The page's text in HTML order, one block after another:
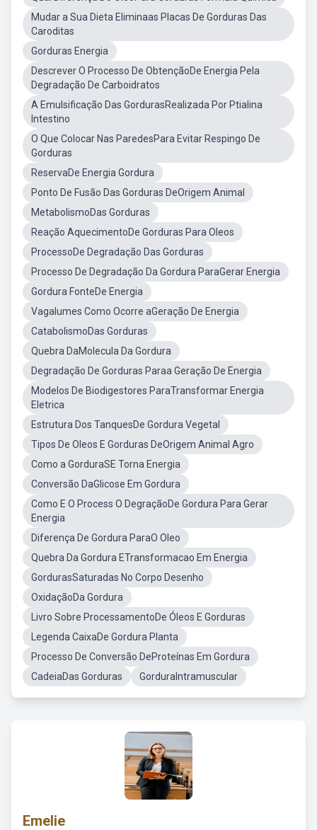
Mudar a Sua Dieta Eliminaas Placas De Gorduras Das
Caroditas
Gorduras Energia
Descrever O Processo De ObtençãoDe Energia Pela
Degradação De Carboidratos
A Emulsificação Das GordurasRealizada Por Ptialina
Intestino
O Que Colocar Nas ParedesPara Evitar Respingo De
Gorduras
ReservaDe Energia Gordura
Ponto De Fusão Das Gorduras DeOrigem Animal
MetabolismoDas Gorduras
Reação AquecimentoDe Gorduras Para Oleos
ProcessoDe Degradação Das Gorduras
Processo De Degradação Da Gordura ParaGerar Energia
Gordura FonteDe Energia
Vagalumes Como Ocorre aGeração De Energia
CatabolismoDas Gorduras
Quebra DaMolecula Da Gordura
Degradação De Gorduras Paraa Geração De Energia
Modelos De Biodigestores ParaTransformar Energia
Eletrica
Estrutura Dos TanquesDe Gordura Vegetal
Tipos De Oleos E Gorduras DeOrigem Animal Agro
Como a GorduraSE Torna Energia
Conversão DaGlicose Em Gordura
Como E O Process O DegraçãoDe Gordura Para Gerar
Energia
Diferença De Gordura ParaO Oleo
Quebra Da Gordura ETransformacao Em Energia
GordurasSaturadas No Corpo Desenho
OxidaçãoDa Gordura
Livro Sobre ProcessamentoDe Óleos E Gorduras
Legenda CaixaDe Gordura Planta
Processo De Conversão DeProteínas Em Gordura
CadeiaDas Gorduras
GorduraIntramuscular
Emelie